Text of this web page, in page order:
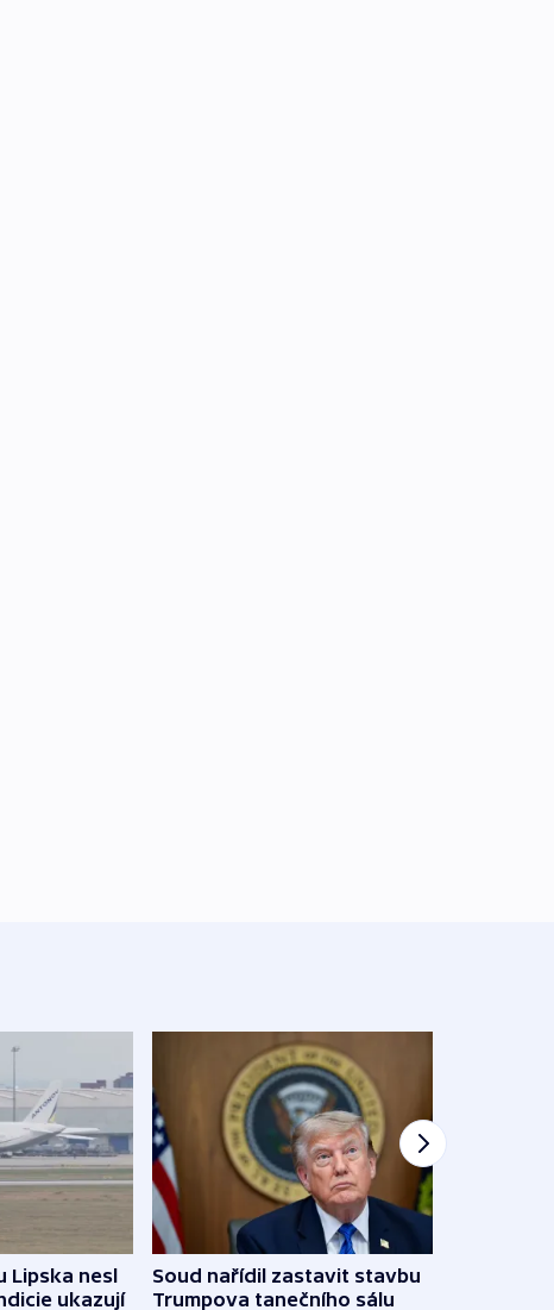
Lipska nesl
ukazují
Soud nařídil zastavit stavbu
Trumpova tanečního sálu